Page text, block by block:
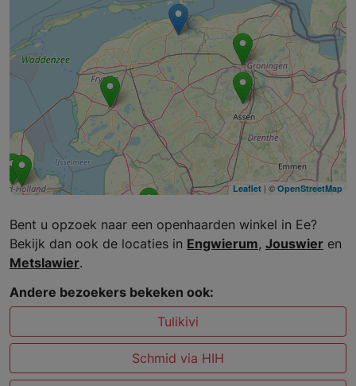
Leaflet | © OpenStreetMap
Bent u opzoek naar een openhaarden winkel in Ee?
Bekijk dan ook de locaties in Engwierum, Jouswier en
Metslawier.
Andere bezoekers bekeken ook:
Tulikivi
Schmid via HIH